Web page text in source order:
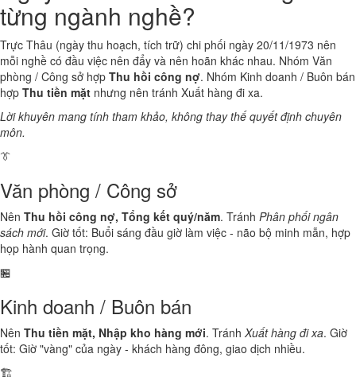
từng ngành nghề?
Trực Thâu (ngày thu hoạch, tích trữ) chi phối ngày 20/11/1973 nên
mỗi nghề có đầu việc nên đẩy và nên hoãn khác nhau. Nhóm Văn
phòng / Công sở hợp Thu hồi công nợ. Nhóm Kinh doanh / Buôn bán
hợp Thu tiền mặt nhưng nên tránh Xuất hàng đi xa.
Lời khuyên mang tính tham khảo, không thay thế quyết định chuyên
môn.
👔
Văn phòng / Công sở
Nên Thu hồi công nợ, Tổng kết quý/năm. Tránh Phân phối ngân
sách mới. Giờ tốt: Buổi sáng đầu giờ làm việc - não bộ minh mẫn, hợp
họp hành quan trọng.
🏪
Kinh doanh / Buôn bán
Nên Thu tiền mặt, Nhập kho hàng mới. Tránh Xuất hàng đi xa. Giờ
tốt: Giờ "vàng" của ngày - khách hàng đông, giao dịch nhiều.
🏗️